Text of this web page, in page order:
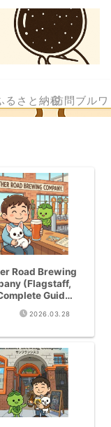
るさと納税訪問ブル
Road Brewing
(Flagstaff,
Guide |
#1 IPA
Station”
2026.03.28